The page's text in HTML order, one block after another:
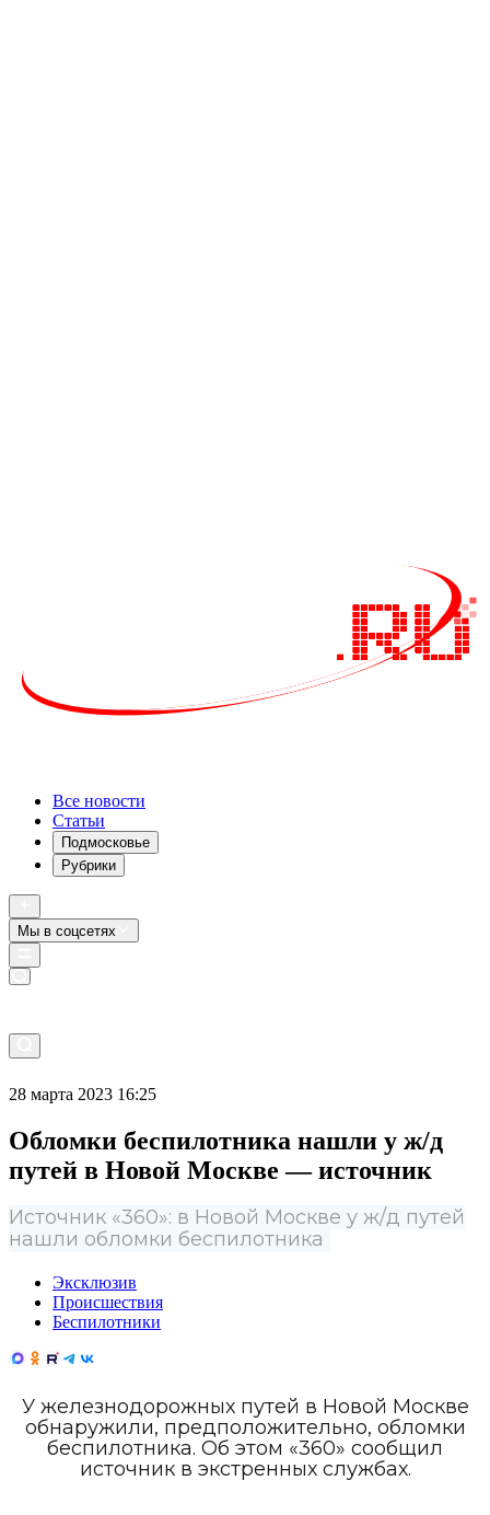
Все новости
Статьи
Подмосковье
Рубрики
Мы в соцсетях
28 марта 2023 16:25
Обломки беспилотника нашли у ж/д
путей в Новой Москве — источник
Источник «360»: в Новой Москве у ж/д путей
нашли обломки беспилотника
Эксклюзив
Происшествия
Беспилотники
У железнодорожных путей в Новой Москве
обнаружили, предположительно, обломки
беспилотника. Об этом «360» сообщил
источник в экстренных службах.